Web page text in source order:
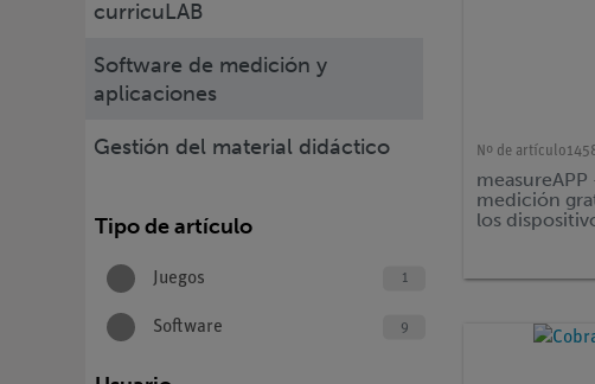
curricuLAB
Software de medición y
aplicaciones
Gestión del material didáctico
Tipo de artículo
Juegos 1
Software 9
Nº de artículo
medición
los